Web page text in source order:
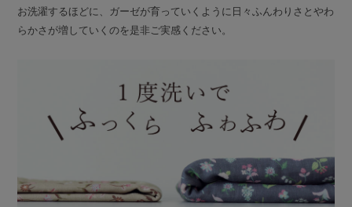
お洗濯するほどに、ガーゼが育っていくように日々ふんわりさとやわ
らかさが増していくのを是非ご実感ください。